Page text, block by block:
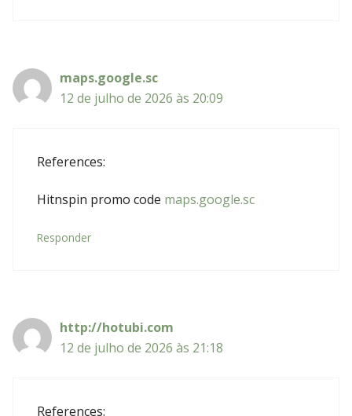
maps.google.sc
12 de julho de 2026 às 20:09
References:
Hitnspin promo code maps.google.sc
Responder
http://hotubi.com
12 de julho de 2026 às 21:18
References: